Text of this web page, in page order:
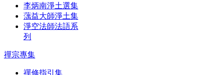
李炳南淨土選集
蕅益大師淨土集
淨空法師法語系
列
禪宗專集
禪修指引集